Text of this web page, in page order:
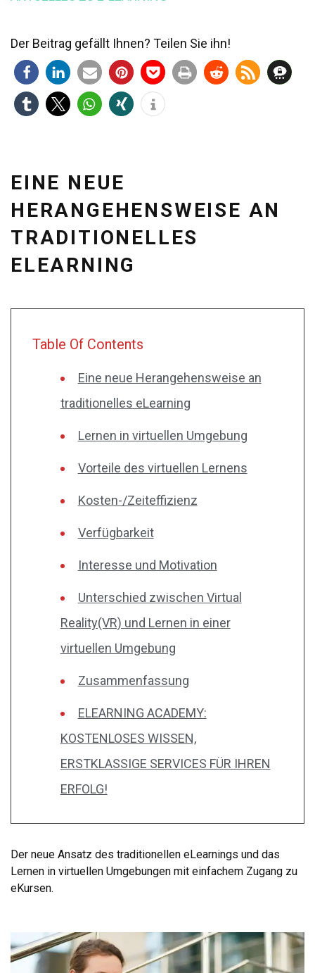
Der Beitrag gefällt Ihnen? Teilen Sie ihn!
EINE NEUE
HERANGEHENSWEISE AN
TRADITIONELLES
ELEARNING
Table Of Contents
Eine neue Herangehensweise an
traditionelles eLearning
Lernen in virtuellen Umgebung
Vorteile des virtuellen Lernens
Kosten-/Zeiteffizienz
Verfügbarkeit
Interesse und Motivation
Unterschied zwischen Virtual
Reality(VR) und Lernen in einer
virtuellen Umgebung
Zusammenfassung
ELEARNING ACADEMY:
KOSTENLOSES WISSEN,
ERSTKLASSIGE SERVICES FÜR IHREN
ERFOLG!
Der neue Ansatz des traditionellen eLearnings und das
Lernen in virtuellen Umgebungen mit einfachem Zugang zu
eKursen.